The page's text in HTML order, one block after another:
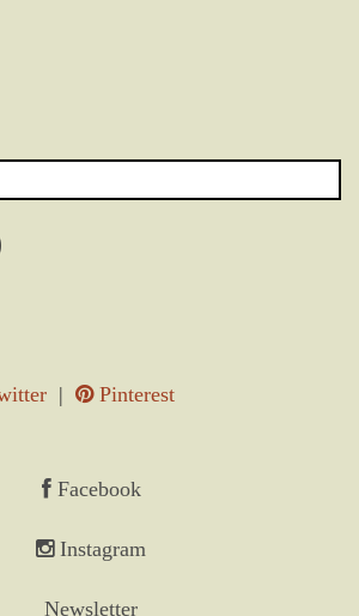
| Pinterest
Facebook
Instagram
Newsletter